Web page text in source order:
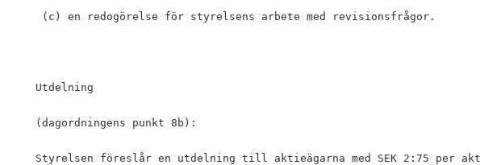
(c) en redogörelse för styrelsens arbete med revisionsfrågor.
Utdelning
(dagordningens punkt 8b):
Styrelsen föreslår en utdelning till aktieägarna med SEK 2:75 per